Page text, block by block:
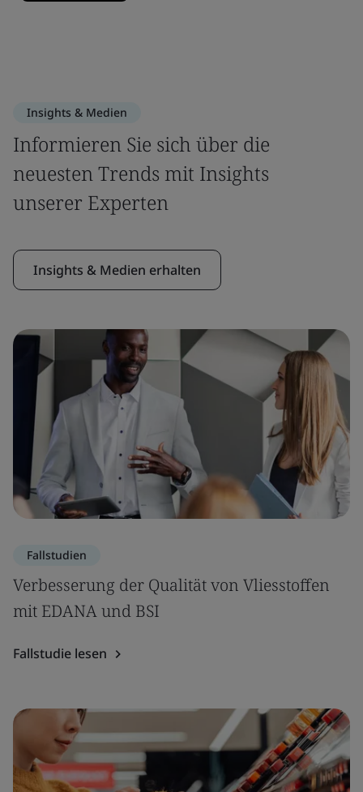
Insights & Medien
Informieren Sie sich über die
neuesten Trends mit Insights
unserer Experten
Insights & Medien erhalten
Fallstudien
Verbesserung der Qualität von Vliesstoffen
mit EDANA und BSI
Fallstudie lesen